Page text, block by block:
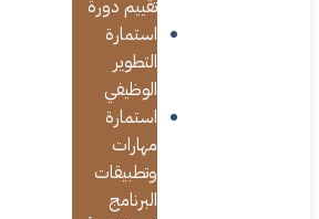
تقييم دورة
استمارة
التطوير
الوظيفي
استمارة
مهارات
وتطبيقات
البرنامج